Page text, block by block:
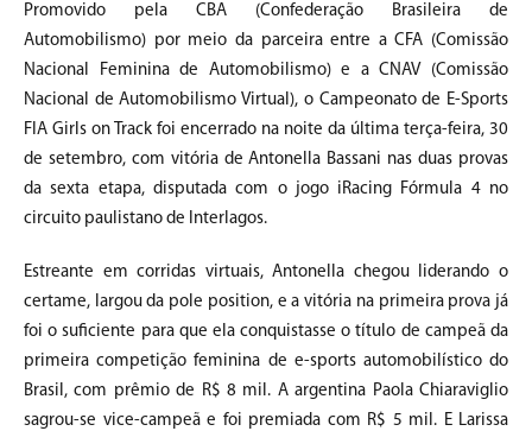
Promovido pela CBA (Confederação Brasileira de
Automobilismo) por meio da parceira entre a CFA (Comissão
Nacional Feminina de Automobilismo) e a CNAV (Comissão
Nacional de Automobilismo Virtual), o Campeonato de E-Sports
FIA Girls on Track foi encerrado na noite da última terça-feira, 30
de setembro, com vitória de Antonella Bassani nas duas provas
da sexta etapa, disputada com o jogo iRacing Fórmula 4 no
circuito paulistano de Interlagos.
Estreante em corridas virtuais, Antonella chegou liderando o
certame, largou da pole position, e a vitória na primeira prova já
foi o suficiente para que ela conquistasse o título de campeã da
primeira competição feminina de e-sports automobilístico do
Brasil, com prêmio de R$ 8 mil. A argentina Paola Chiaraviglio
sagrou-se vice-campeã e foi premiada com R$ 5 mil. E Larissa